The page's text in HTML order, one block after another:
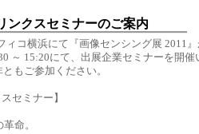
ンクスセミナーのご案内
ィコ横浜にて『画像センシング展 2011
～ 15:20にて、出展企業セミナーを開
もご参加ください。
セミナー】
命。